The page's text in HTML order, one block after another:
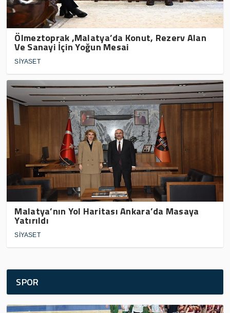
Ölmeztoprak ,Malatya’da Konut, Rezerv Alan
Ve Sanayi İçin Yoğun Mesai
SİYASET
Malatya’nın Yol Haritası Ankara’da Masaya
Yatırıldı
SİYASET
SPOR